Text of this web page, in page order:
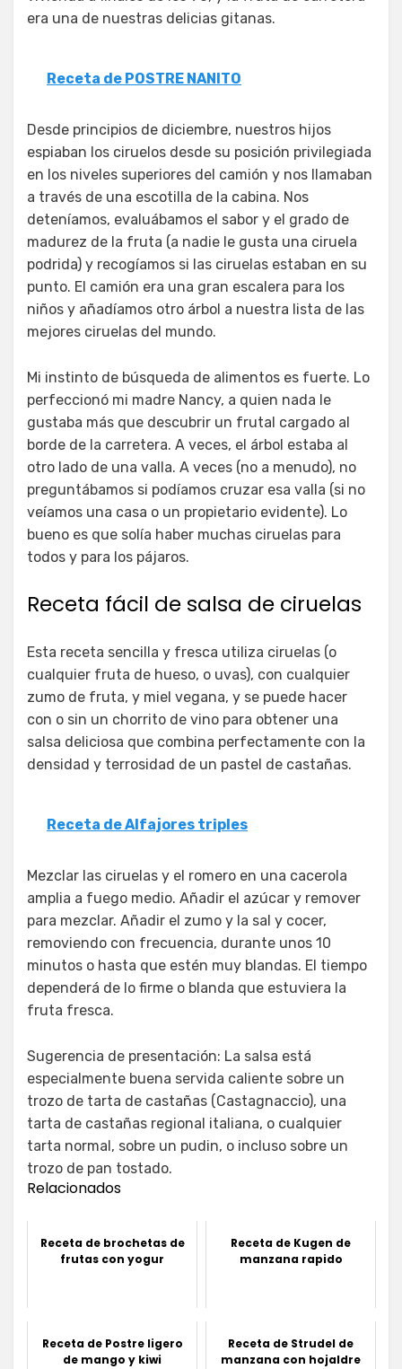
era una de nuestras delicias gitanas.
Receta de POSTRE NANITO
Desde principios de diciembre, nuestros hijos
espiaban los ciruelos desde su posición privilegiada
en los niveles superiores del camión y nos llamaban
a través de una escotilla de la cabina. Nos
deteníamos, evaluábamos el sabor y el grado de
madurez de la fruta (a nadie le gusta una ciruela
podrida) y recogíamos si las ciruelas estaban en su
punto. El camión era una gran escalera para los
niños y añadíamos otro árbol a nuestra lista de las
mejores ciruelas del mundo.
Mi instinto de búsqueda de alimentos es fuerte. Lo
perfeccionó mi madre Nancy, a quien nada le
gustaba más que descubrir un frutal cargado al
borde de la carretera. A veces, el árbol estaba al
otro lado de una valla. A veces (no a menudo), no
preguntábamos si podíamos cruzar esa valla (si no
veíamos una casa o un propietario evidente). Lo
bueno es que solía haber muchas ciruelas para
todos y para los pájaros.
Receta fácil de salsa de ciruelas
Esta receta sencilla y fresca utiliza ciruelas (o
cualquier fruta de hueso, o uvas), con cualquier
zumo de fruta, y miel vegana, y se puede hacer
con o sin un chorrito de vino para obtener una
salsa deliciosa que combina perfectamente con la
densidad y terrosidad de un pastel de castañas.
Receta de Alfajores triples
Mezclar las ciruelas y el romero en una cacerola
amplia a fuego medio. Añadir el azúcar y remover
para mezclar. Añadir el zumo y la sal y cocer,
removiendo con frecuencia, durante unos 10
minutos o hasta que estén muy blandas. El tiempo
dependerá de lo firme o blanda que estuviera la
fruta fresca.
Sugerencia de presentación: La salsa está
especialmente buena servida caliente sobre un
trozo de tarta de castañas (Castagnaccio), una
tarta de castañas regional italiana, o cualquier
tarta normal, sobre un pudin, o incluso sobre un
trozo de pan tostado.
Relacionados
Receta de brochetas de
frutas con yogur
Receta de Kugen de
manzana rapido
Receta de Postre ligero
de mango y kiwi
Receta de Strudel de
manzana con hojaldre